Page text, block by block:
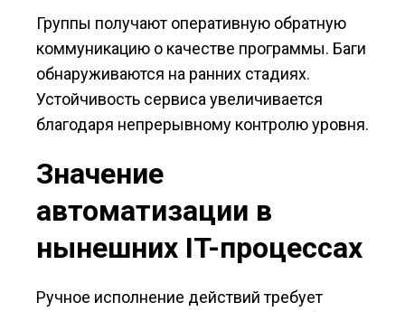
Группы получают оперативную обратную
коммуникацию о качестве программы. Баги
обнаруживаются на ранних стадиях.
Устойчивость сервиса увеличивается
благодаря непрерывному контролю уровня.
Значение
автоматизации в
нынешних IT-процессах
Ручное исполнение действий требует